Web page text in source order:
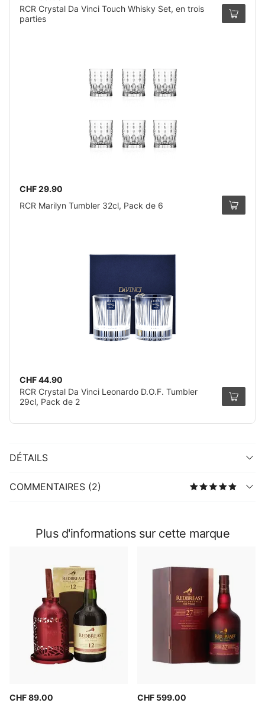
RCR Crystal Da Vinci Touch Whisky Set, en trois
parties
CHF 29.90
RCR Marilyn Tumbler 32cl, Pack de 6
CHF 44.90
RCR Crystal Da Vinci Leonardo D.O.F. Tumbler
29cl, Pack de 2
DÉTAILS
COMMENTAIRES (2)
Plus d'informations sur cette marque
CHF 89.00
CHF 599.00